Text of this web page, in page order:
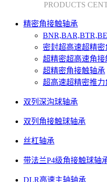
PRODUCTS
精密角接触轴承
密封超高速超精
超精密超高速角接
超精密角接触轴承
超高速超精密推力
双列深沟球轴承
双列角接触球轴承
丝杠轴承
带法兰P4级角接触球轴
DLR高速主轴轴承